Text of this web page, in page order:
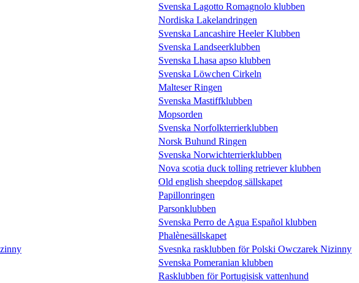
Svenska Lagotto Romagnolo klubben
Nordiska Lakelandringen
Svenska Lancashire Heeler Klubben
Svenska Landseerklubben
Svenska Lhasa apso klubben
Svenska Löwchen Cirkeln
Malteser Ringen
Svenska Mastiffklubben
Mopsorden
Svenska Norfolkterrierklubben
Norsk Buhund Ringen
Svenska Norwichterrierklubben
Nova scotia duck tolling retriever klubben
Old english sheepdog sällskapet
Papillonringen
Parsonklubben
Svenska Perro de Agua Español klubben
Phalènesällskapet
Svesnka rasklubben för Polski Owczarek Nizinny
Svenska Pomeranian klubben
Rasklubben för Portugisisk vattenhund